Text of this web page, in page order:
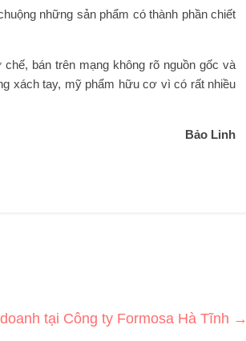
những sản phẩm có thành phần chiết
bán trên mạng không rõ nguồn gốc và
xách tay, mỹ phẩm hữu cơ vì có rất nhiều
Bảo Linh
tại Công ty Formosa Hà Tĩnh →